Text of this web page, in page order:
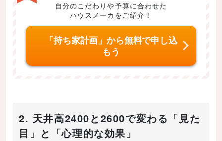
自分のこだわりや予算に合わせた
ハウスメーカをご紹介！
「持ち家計画」から無料で申し込
もう
2. 天井高2400と2600で変わる「見た
目」と「心理的な効果」